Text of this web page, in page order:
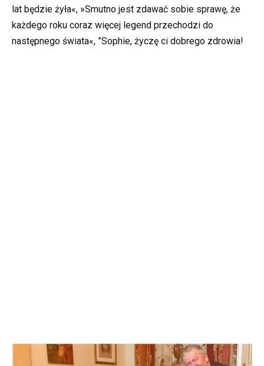
lat będzie żyła«, »Smutno jest zdawać sobie sprawę, że
każdego roku coraz więcej legend przechodzi do
następnego świata«, ”Sophie, życzę ci dobrego zdrowia!